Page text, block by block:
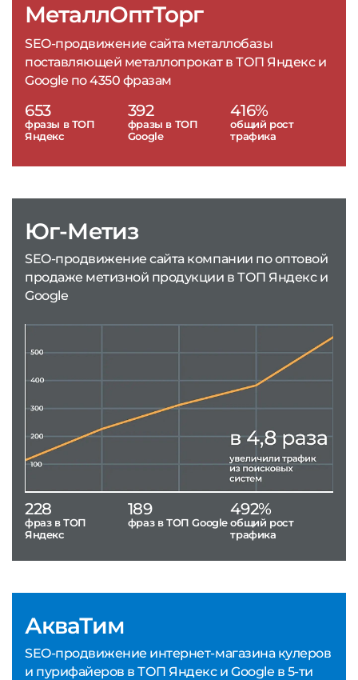
МеталлОптТорг
SEO-продвижение сайта металлобазы
поставляющей металлопрокат в ТОП Яндекс и
Google по 4350 фразам
653
фразы в ТОП
Яндекс
392
фразы в ТОП
Google
416%
общий рост
трафика
АкваТим
SEO-продвижение интернет-магазина кулеров
и пурифайеров в ТОП Яндекс и Google в 5-ти
Юг-Метиз
SEO-продвижение сайта компании по оптовой
продаже метизной продукции в ТОП Яндекс и
Google
228
фраз в ТОП
Яндекс
189
фраз в ТОП Google
492%
общий рост
трафика